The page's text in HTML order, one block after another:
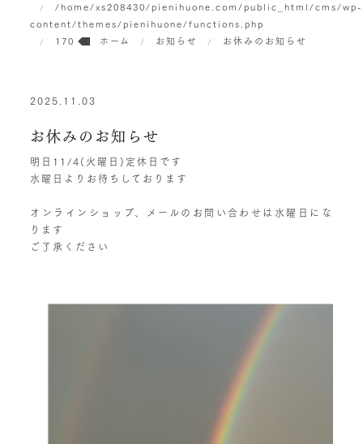
/home/xs208430/pienihuone.com/public_html/cms/wp-
content/themes/pienihuone/functions.php
170 ホーム お知らせ お休みのお知らせ
2025.11.03
お休みのお知らせ
明日11/4(火曜日)定休日です
水曜日よりお待ちしております
オンラインショップ、メールのお問い合わせは水曜日にな
ります
ご了承ください